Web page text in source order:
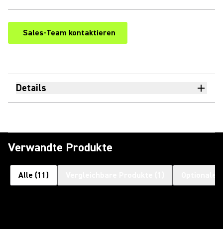
Sales-Team kontaktieren
Details
Verwandte Produkte
Alle (11 )